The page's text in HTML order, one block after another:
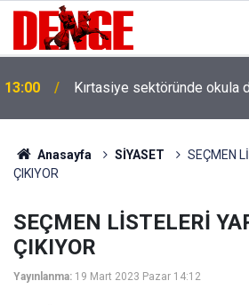
13:00 Kırtasiye sektöründe okula
Anasayfa SİYASET
SEÇMEN
ÇIKIYOR
SEÇMEN LİSTELERİ
ÇIKIYOR
Yayınlanma: 19 Mart 2023 Pazar 14:12